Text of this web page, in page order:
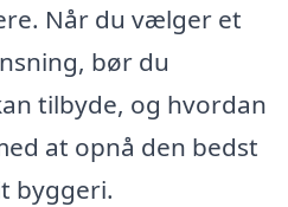
Når du vælger et
bør du
tilbyde, og hvordan
at opnå den bedst
byggeri.